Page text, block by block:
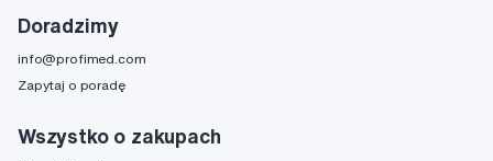
Doradzimy
info@profimed.com
Zapytaj o poradę
Wszystko o zakupach